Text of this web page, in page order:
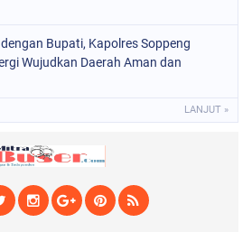
Bupati, Kapolres Soppeng
Wujudkan Daerah Aman dan
LANJUT »